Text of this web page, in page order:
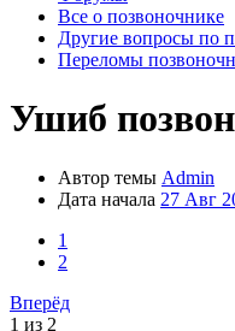
Все о позвоночнике
Другие вопросы по
Переломы
Ушиб
Автор темы Admin
Дата начала 27 Авг
1
2
Вперёд
1 из 2